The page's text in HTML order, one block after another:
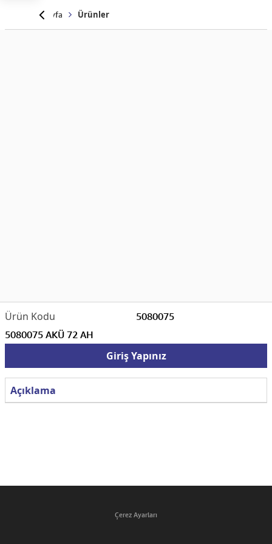
Anasayfa Ürünler
5080075
5080075 AKÜ 72 AH
Giriş Yapınız
Açıklama
Çerez Ayarları